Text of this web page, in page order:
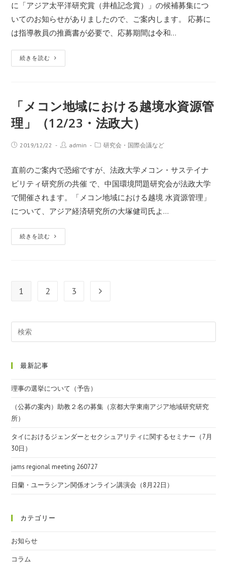
に「アジア太平洋研究賞（井植記念賞）」の候補募集につ
いてのお知らせがありましたので、ご案内します。 応募に
は指導教員の推薦書が必要で、応募期間は令和…
続きを読む
「メコン地域における越境水資源管
理」（12/23・法政大）
2019/12/22 admin 研究会・国際会議など
直前のご案内で恐縮ですが、法政大学メコン・サステイナ
ビリティ研究所の共催 で、中国環境問題研究会が法政大学
で開催されます。「メコン地域における越境 水資源管理」
について、アジア経済研究所の大塚健司氏よ…
続きを読む
1 2 3
最新記事
理事の選挙について（予告）
（公募の案内）助教２名の募集（京都大学東南アジア地域研究研究
所）
タイにおけるジェンダーとセクシュアリティに関するセミナー（7月
30日）
jams regional meeting 260727
日蘭・ユーラシアン関係オンライン講演会（8月22日）
カテゴリー
お知らせ
コラム